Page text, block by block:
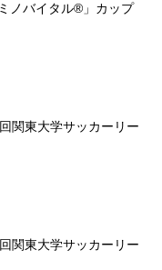
ノバイタル®︎」カップ
関東大学サッカーリー
関東大学サッカーリー